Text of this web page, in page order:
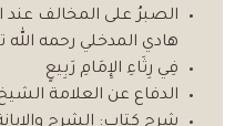
الصبرُ على المخالف عند
هادي المدخلي رحمه الله
فِي رِثَاءِ الإِمَامِ رَبِيعٍ
الدفاع عن العلامة
شرح كتاب: الشرح